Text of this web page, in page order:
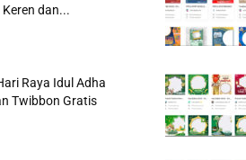
dan...
Raya Idul Adha
Twibbon Gratis